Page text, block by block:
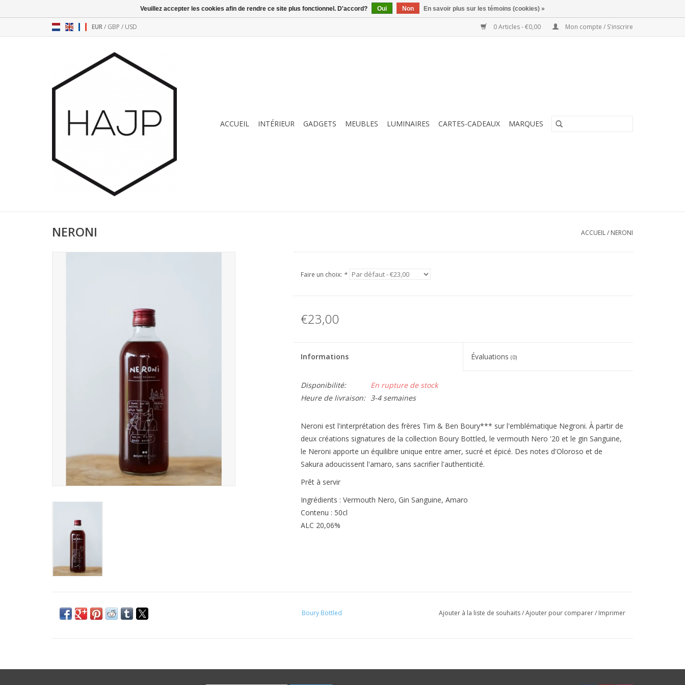
EUR/ GBP / USD 0 Articles - €0,00 Mon compte / S'inscrire
ACCUEIL INTÉRIEUR GADGETS MEUBLES LUMINAIRES CARTES-CADEAUX MARQUES
NERONI ACCUEIL/ NERONI
Faire un choix: *
€23,00
Informations Évaluations(0)
Disponibilité:
En rupture de stock
Heure de livraison: 3-4 semaines
Neroni est l'interprétation des frères Tim & Ben Boury*** sur l'emblématique Negroni. À partir de
deux créations signatures de la collection Boury Bottled, le vermouth Nero '20 et le gin Sanguine,
le Neroni apporte un équilibre unique entre amer, sucré et épicé. Des notes d'Oloroso et de
Sakura adoucissent l'amaro, sans sacrifier l'authenticité.
Prêt à servir
Ingrédients : Vermouth Nero, Gin Sanguine, Amaro
Contenu : 50cl
ALC 20,06%
Boury Bottled Ajouter à la liste de souhaits/Ajouter pour comparer/ Imprimer
Veuillez accepter les cookies afin de rendre ce site plus fonctionnel. D'accord? Oui Non En savoir plus sur les témoins (cookies) »